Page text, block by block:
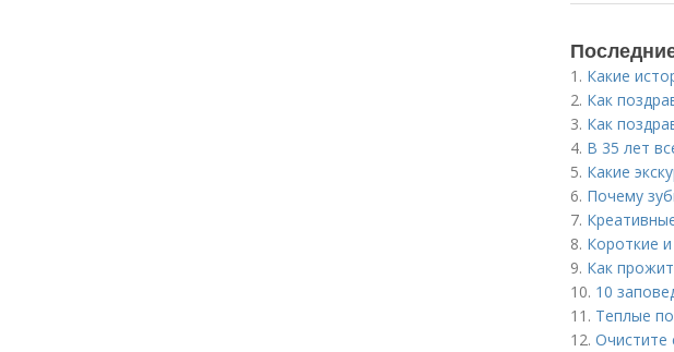
1. Какие
2. Как
3. Как
4. В 35 лет
5. Какие
6. Почему
7.
8. Короткие
9. Как
10. 10
11. Теплые
12. Очистите